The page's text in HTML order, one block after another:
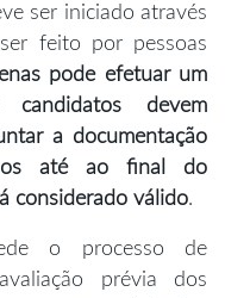
ser iniciado através
feito por pessoas
pode efetuar um
devem
a documentação
até ao final do
considerado válido.
o processo de
prévia dos